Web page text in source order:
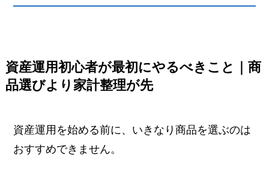
資産運用初心者が最初にやるべきこと｜商
品選びより家計整理が先
資産運用を始める前に、いきなり商品を選ぶのは
おすすめできません。